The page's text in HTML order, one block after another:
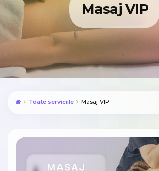
Masaj VIP
Toate serviciile Masaj VIP